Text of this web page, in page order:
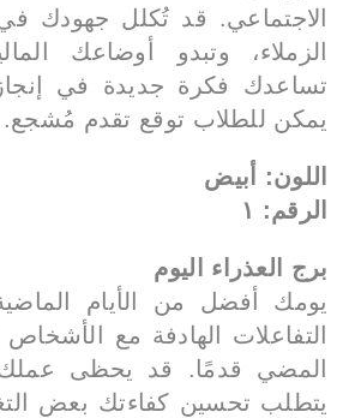
الاجتماعي. قد تُكلل جهودك
الزملاء، وتبدو أوضاعك
تساعدك فكرة جديدة في
يمكن للطلاب توقع تقدم مُشجع.
اللون: أبيض
الرقم: ١
برج العذراء اليوم
يومك أفضل من الأيام
التفاعلات الهادفة مع
المضي قدمًا. قد يحظى عملك
يتطلب تحسين كفاءتك بعض